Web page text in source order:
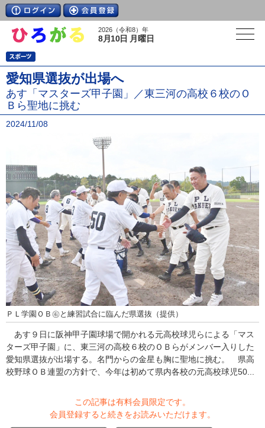
2026（令和8）年
8月10日 月曜日
愛知県選抜が出場へ
あす「マスターズ甲子園」／東三河の高校６校のＯ
Ｂら聖地に挑む
2024/11/08
ＰＬ学園ＯＢ㊨と練習試合に臨んだ県選抜（提供）
あす９日に阪神甲子園球場で開かれる元高校球児らによる「マス
ターズ甲子園」に、東三河の高校６校のＯＢらがメンバー入りした
愛知県選抜が出場する。名門からの金星も胸に聖地に挑む。 県高
校野球ＯＢ連盟の方針で、今年は初めて県内各校の元高校球児50...
この記事は有料会員限定です。
会員登録すると続きをお読みいただけます。